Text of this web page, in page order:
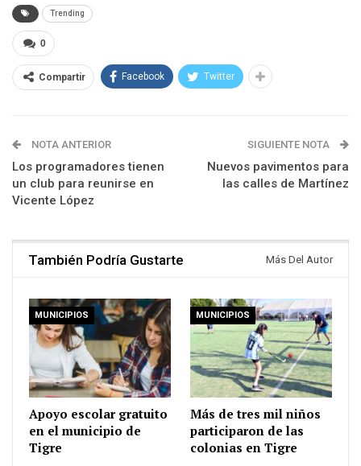
Trending
0
Compartir Facebook Twitter
NOTA ANTERIOR
Los programadores tienen
un club para reunirse en
Vicente López
SIGUIENTE NOTA
Nuevos pavimentos para
las calles de Martínez
También Podría Gustarte Más Del Autor
MUNICIPIOS
Apoyo escolar gratuito
en el municipio de
Tigre
MUNICIPIOS
Más de tres mil niños
participaron de las
colonias en Tigre